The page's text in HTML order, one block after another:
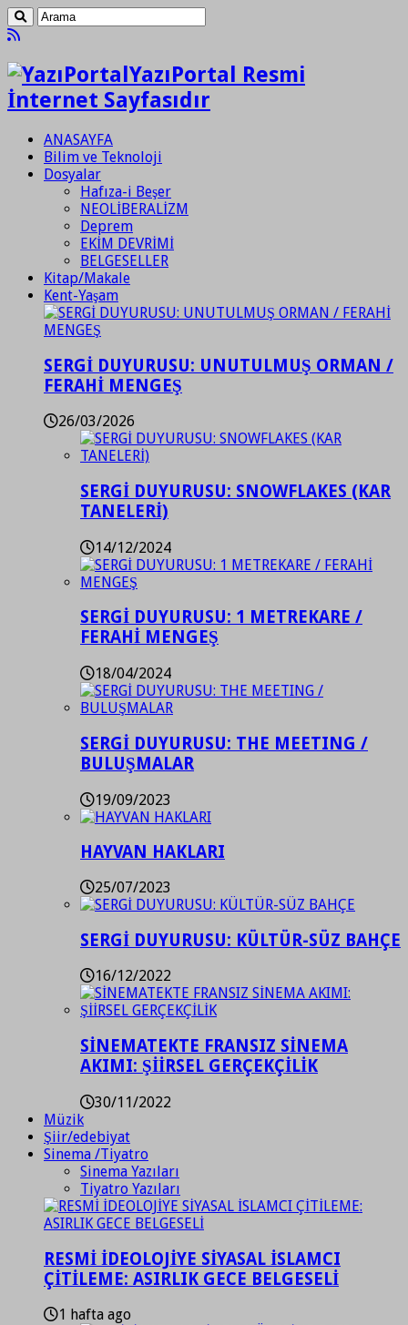
YazıPortal Resmi
İnternet Sayfasıdır
ANASAYFA
Bilim ve Teknoloji
Dosyalar
Hafıza-i Beşer
NEOLİBERALİZM
Deprem
EKİM DEVRİMİ
BELGESELLER
Kitap/Makale
Kent-Yaşam
SERGİ DUYURUSU: UNUTULMUŞ ORMAN /
FERAHİ MENGEŞ
26/03/2026
SERGİ DUYURUSU: SNOWFLAKES (KAR
TANELERİ)
14/12/2024
SERGİ DUYURUSU: 1 METREKARE /
FERAHİ MENGEŞ
18/04/2024
SERGİ DUYURUSU: THE MEETING /
BULUŞMALAR
19/09/2023
HAYVAN HAKLARI
25/07/2023
SERGİ DUYURUSU: KÜLTÜR-SÜZ BAHÇE
16/12/2022
SİNEMATEKTE FRANSIZ SİNEMA
AKIMI: ŞİİRSEL GERÇEKÇİLİK
30/11/2022
Müzik
Şiir/edebiyat
Sinema /Tiyatro
Sinema Yazıları
Tiyatro Yazıları
RESMİ İDEOLOJİYE SİYASAL İSLAMCI
ÇİTİLEME: ASIRLIK GECE BELGESELİ
1 hafta ago